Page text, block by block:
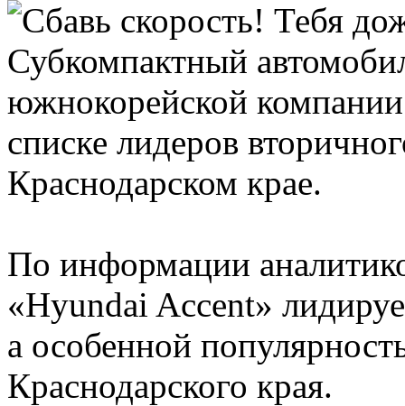
Субкомпактный
южнокорейской
списке лидеров
Краснодарском крае.
По информации
«Hyundai Accent»
а особенной
Краснодарского края.